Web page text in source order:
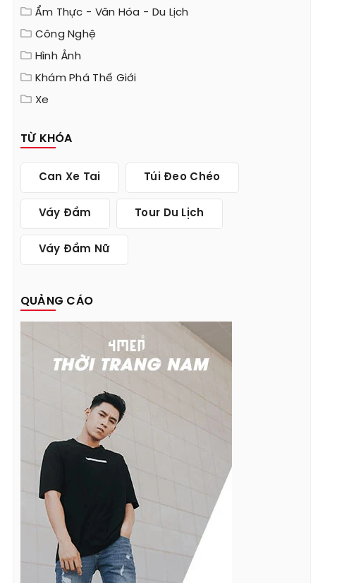
Ẩm Thực - Văn Hóa - Du Lịch
Công Nghệ
Hình Ảnh
Khám Phá Thế Giới
Xe
TỪ KHÓA
Can Xe Tai Túi Đeo Chéo
Váy Đầm Tour Du Lịch
Váy Đầm Nữ
QUẢNG CÁO